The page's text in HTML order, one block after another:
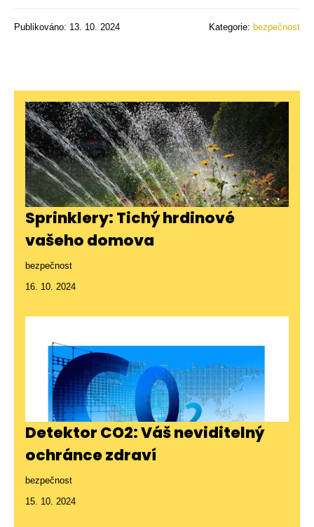
Publikováno: 13. 10. 2024 Kategorie: bezpečnost
Sprinklery: Tichý hrdinové
vašeho domova
bezpečnost
16. 10. 2024
Detektor CO2: Váš neviditelný
ochránce zdraví
bezpečnost
15. 10. 2024